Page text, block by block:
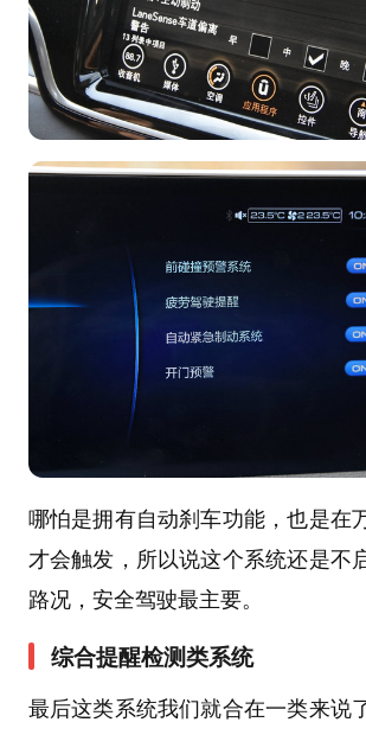
哪怕是拥有自动刹车功能，也是在
才会触发，所以说这个系统还是不
路况，安全驾驶最主要。
综合提醒检测类系统
最后这类系统我们就合在一类来说